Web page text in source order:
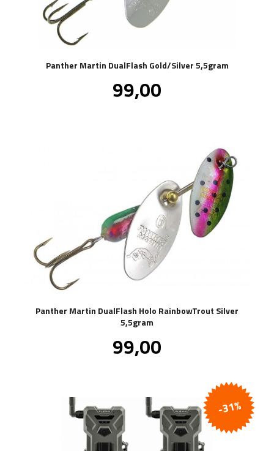
Panther Martin DualFlash Gold/Silver 5,5gram
Pris
99,00
Panther Martin DualFlash Holo RainbowTrout Silver
5,5gram
Pris
99,00
-31%